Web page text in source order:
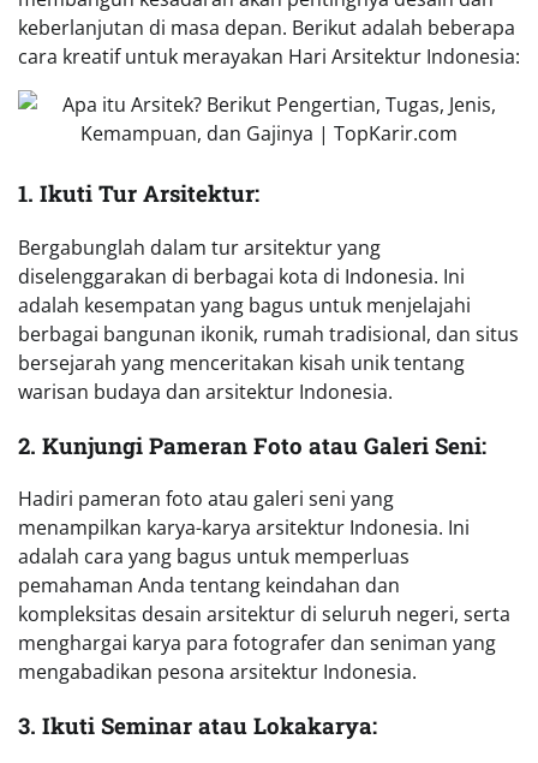
keberlanjutan di masa depan. Berikut adalah beberapa
cara kreatif untuk merayakan Hari Arsitektur Indonesia:
1. Ikuti Tur Arsitektur:
Bergabunglah dalam tur arsitektur yang
diselenggarakan di berbagai kota di Indonesia. Ini
adalah kesempatan yang bagus untuk menjelajahi
berbagai bangunan ikonik, rumah tradisional, dan situs
bersejarah yang menceritakan kisah unik tentang
warisan budaya dan arsitektur Indonesia.
2. Kunjungi Pameran Foto atau Galeri Seni:
Hadiri pameran foto atau galeri seni yang
menampilkan karya-karya arsitektur Indonesia. Ini
adalah cara yang bagus untuk memperluas
pemahaman Anda tentang keindahan dan
kompleksitas desain arsitektur di seluruh negeri, serta
menghargai karya para fotografer dan seniman yang
mengabadikan pesona arsitektur Indonesia.
3. Ikuti Seminar atau Lokakarya: